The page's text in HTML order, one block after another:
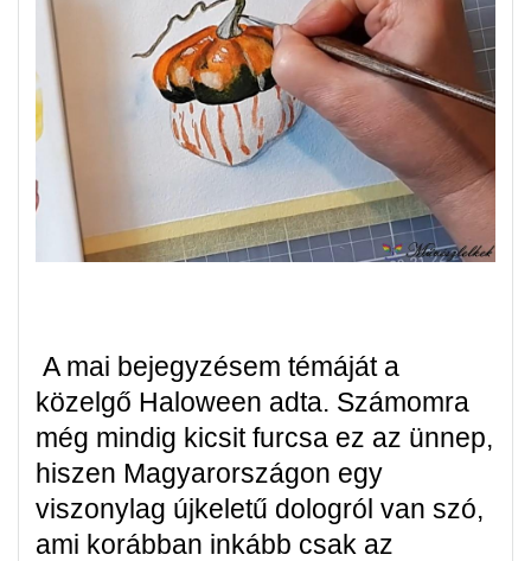
A mai bejegyzésem témáját a
közelgő Haloween adta. Számomra
még mindig kicsit furcsa ez az ünnep,
hiszen Magyarországon egy
viszonylag újkeletű dologról van szó,
ami korábban inkább csak az